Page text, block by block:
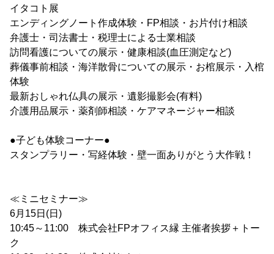
イタコト展
エンディングノート作成体験・FP相談・お片付け相談
弁護士・司法書士・税理士による士業相談
訪問看護についての展示・健康相談(血圧測定など)
葬儀事前相談・海洋散骨についての展示・お棺展示・入棺
体験
最新おしゃれ仏具の展示・遺影撮影会(有料)
介護用品展示・薬剤師相談・ケアマネージャー相談
●子ども体験コーナー●
スタンプラリー・写経体験・壁一面ありがとう大作戦！
≪ミニセミナー≫
6月15日(日)
10:45～11:00 株式会社FPオフィス縁 主催者挨拶＋トー
ク